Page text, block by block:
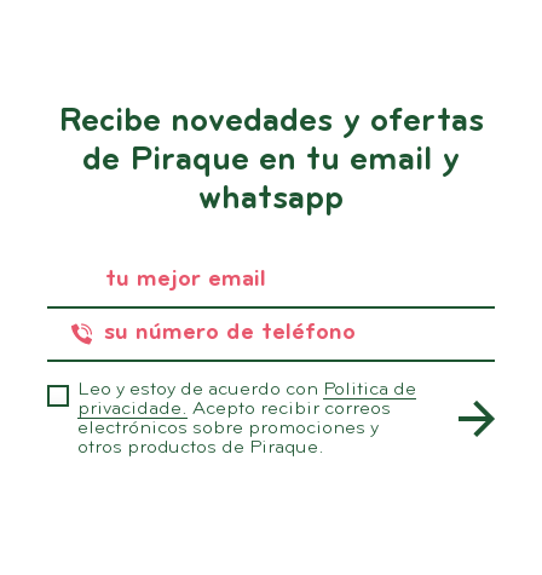
Recibe novedades y ofertas
de Piraque en tu email y
whatsapp
Leo y estoy de acuerdo con Politica de
privacidade.
Acepto recibir correos
electrónicos sobre promociones y
otros productos de Piraque.